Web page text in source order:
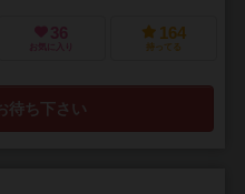
36
お気に入り
164
持ってる
待ち下さい